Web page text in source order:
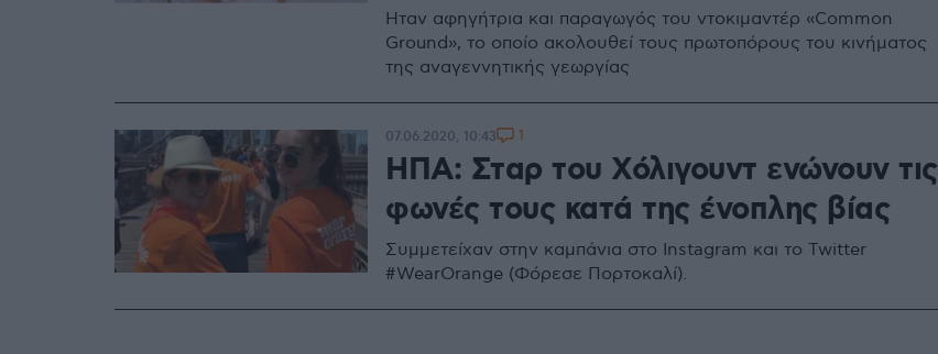
Ήταν αφηγήτρια και παραγωγός του ντοκιμαντέρ «Common
Ground», το οποίο ακολουθεί τους πρωτοπόρους του κινήματος
της αναγεννητικής γεωργίας
ΗΠΑ: Σταρ του Χόλιγουντ ενώνουν τις
φωνές τους κατά της ένοπλης βίας
Συμμετείχαν στην καμπάνια στο Instagram και το Twitter
#WearOrange (Φόρεσε Πορτοκαλί).
07.06.2020, 10:43 1